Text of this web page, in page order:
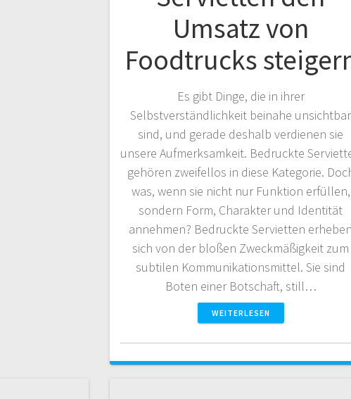
Umsatz von
Foodtrucks
Es gibt Dinge, die in ihrer
Selbstverständlichkeit beinahe unsichtbar
sind, und gerade deshalb verdienen sie
unsere Aufmerksamkeit. Bedruckte
gehören zweifellos in diese Kategorie.
was, wenn sie nicht nur Funktion erfüllen,
sondern Form, Charakter und Identität
annehmen? Bedruckte Servietten
sich von der bloßen Zweckmäßigkeit zum
subtilen Kommunikationsmittel. Sie sind
Boten einer Botschaft, still…
WEITERLESEN